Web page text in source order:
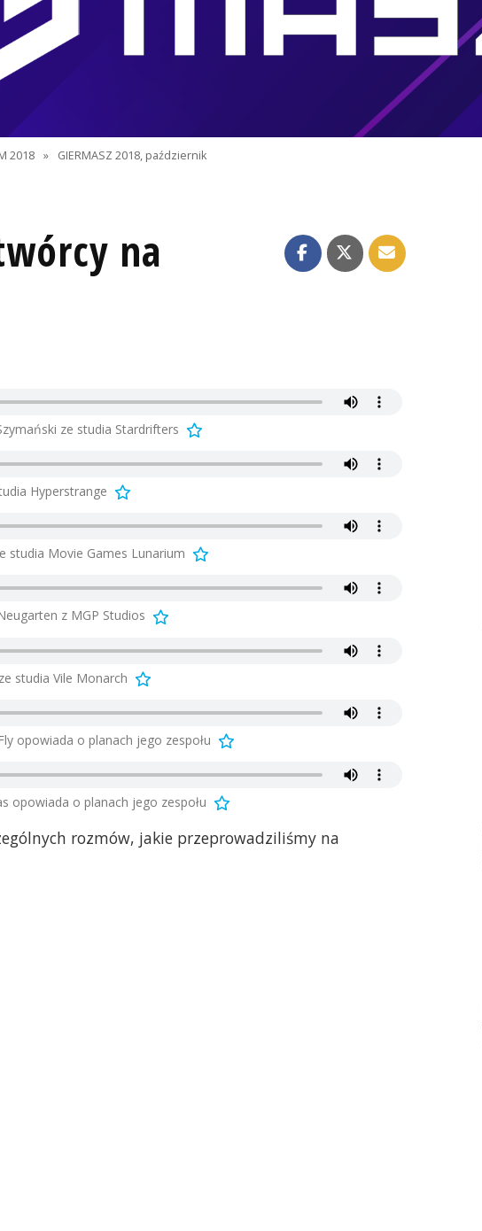
2018 » GIERMASZ 2018, październik
na
ze studia Stardrifters
Hyperstrange
studia Movie Games Lunarium
z MGP Studios
studia Vile Monarch
opowiada o planach jego zespołu
opowiada o planach jego zespołu
rozmów, jakie przeprowadziliśmy na